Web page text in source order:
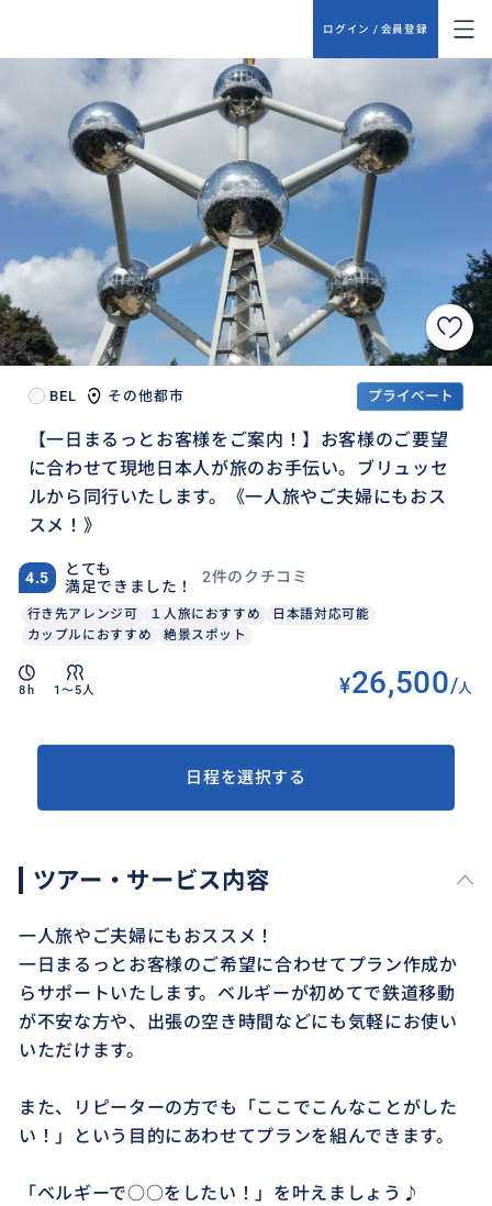
ログイン / 会員登録
BEL その他都市 プライベート
【一日まるっとお客様をご案内！】お客様のご要望
に合わせて現地日本人が旅のお手伝い。ブリュッセ
ルから同行いたします。《一人旅やご夫婦にもおス
スメ！》
4.5
とても
満足できました！
2件のクチコミ
行き先アレンジ可 １人旅におすすめ
日本語対応可能
カップルにおすすめ
絶景スポット
8h 1〜5人 ¥26,500/人
日程を選択する
ツアー・サービス内容
一人旅やご夫婦にもおススメ！
一日まるっとお客様のご希望に合わせてプラン作成か
らサポートいたします。ベルギーが初めてで鉄道移動
が不安な方や、出張の空き時間などにも気軽にお使い
いただけます。
また、リピーターの方でも「ここでこんなことがした
い！」という目的にあわせてプランを組んできます。
「ベルギーで○○をしたい！」を叶えましょう♪